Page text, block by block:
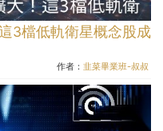
3檔低軌衛星概念股成
作者： 韭菜畢業班-叔叔